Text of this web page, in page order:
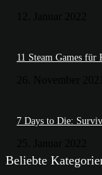
11 Steam Games
7 Days to Die:
Beliebte